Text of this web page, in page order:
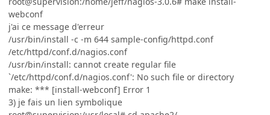
webconf
j'ai ce message d'erreur
/usr/bin/install -c -m 644 sample-config/httpd.conf
/etc/httpd/conf.d/nagios.conf
/usr/bin/install: cannot create regular file
`/etc/httpd/conf.d/nagios.conf': No such file or directory
make: *** [install-webconf] Error 1
3) je fais un lien symbolique